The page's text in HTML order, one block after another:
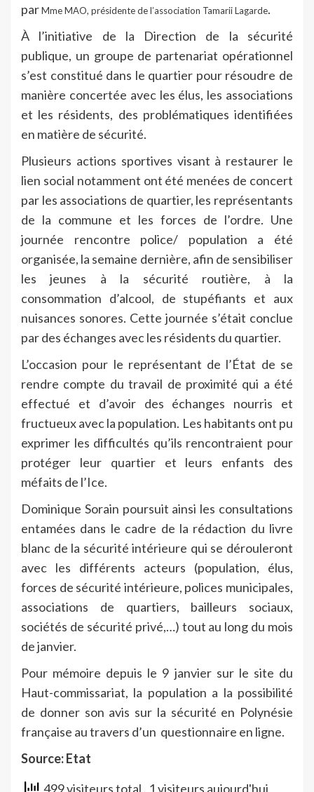
parMme MAO, présidente de l’association Tamarii Lagarde.
À l’initiative de la Direction de la sécurité
publique, un groupe de partenariat opérationnel
s’est constitué dans le quartier pour résoudre de
manière concertée avec les élus, les associations
et les résidents, des problématiques identifiées
en matière de sécurité.
Plusieurs actions sportives visant à restaurer le
lien social notamment ont été menées de concert
par les associations de quartier, les représentants
de la commune et les forces de l’ordre. Une
journée rencontre police/ population a été
organisée, la semaine dernière, afin de sensibiliser
les jeunes à la sécurité routière, à la
consommation d’alcool, de stupéfiants et aux
nuisances sonores. Cette journée s’était conclue
par des échanges avec les résidents du quartier.
L’occasion pour le représentant de l’État de se
rendre compte du travail de proximité qui a été
effectué et d’avoir des échanges nourris et
fructueux avec la population. Les habitants ont pu
exprimer les difficultés qu’ils rencontraient pour
protéger leur quartier et leurs enfants des
méfaits de l’Ice.
Dominique Sorain poursuit ainsi les consultations
entamées dans le cadre de la rédaction du livre
blanc de la sécurité intérieure qui se dérouleront
avec les différents acteurs (population, élus,
forces de sécurité intérieure, polices municipales,
associations de quartiers, bailleurs sociaux,
sociétés de sécurité privé,…) tout au long du mois
de janvier.
Pour mémoire depuis le 9 janvier sur le site du
Haut-commissariat, la population a la possibilité
de donner son avis sur la sécurité en Polynésie
française au travers d’un questionnaire en ligne.
Source: Etat
499 visiteurs total , 1 visiteurs aujourd'hui